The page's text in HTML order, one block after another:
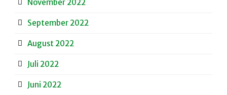
November 2022
September 2022
August 2022
Juli 2022
Juni 2022